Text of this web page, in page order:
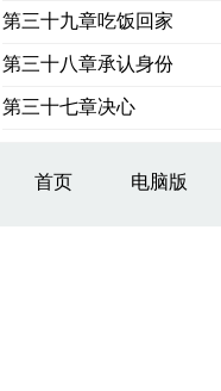
第三十九章吃饭回家
第三十八章承认身份
第三十七章决心
首页 电脑版